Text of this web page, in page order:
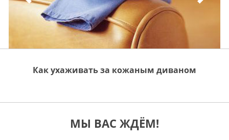
Как ухаживать за кожаным диваном
МЫ ВАС ЖДЁМ!